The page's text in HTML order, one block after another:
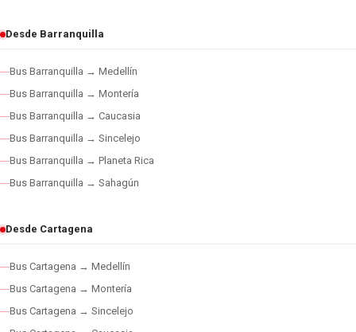
Desde Barranquilla
Bus Barranquilla → Medellín
Bus Barranquilla → Montería
Bus Barranquilla → Caucasia
Bus Barranquilla → Sincelejo
Bus Barranquilla → Planeta Rica
Bus Barranquilla → Sahagún
Desde Cartagena
Bus Cartagena → Medellín
Bus Cartagena → Montería
Bus Cartagena → Sincelejo